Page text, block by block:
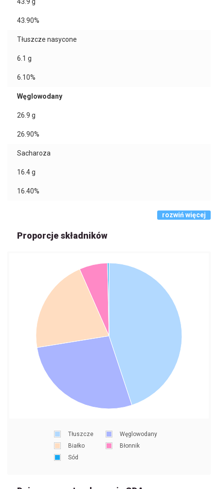
43.9 g
43.90%
Tłuszcze nasycone
6.1 g
6.10%
Węglowodany
26.9 g
26.90%
Sacharoza
16.4g
16.40%
rozwiń więcej
Proporcje składników
Tłuszcze
Węglowodany
Białko
Błonnik
Sód